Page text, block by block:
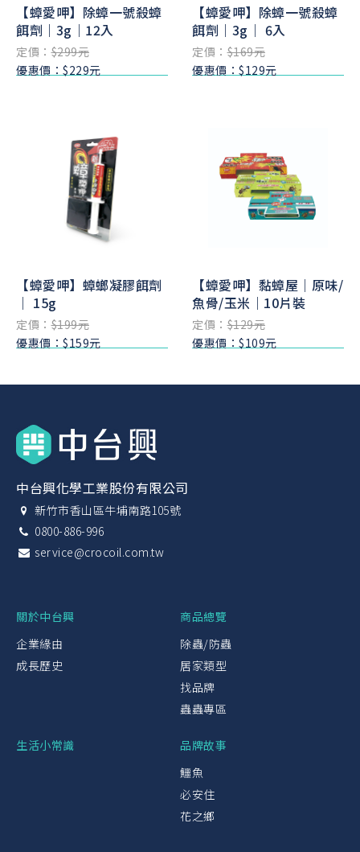
【蟑愛呷】除蟑一號殺蟑
餌劑｜3g｜12入
定價：$299元
優惠價：$229元
【蟑愛呷】除蟑一號殺蟑
餌劑｜3g｜ 6入
定價：$169元
優惠價：$129元
【蟑愛呷】蟑螂凝膠餌劑
｜ 15g
定價：$199元
優惠價：$159元
【蟑愛呷】黏蟑屋｜原味/
魚骨/玉米｜10片裝
定價：$129元
優惠價：$109元
中台興化學工業股份有限公司
新竹市香山區牛埔南路105號
0800-886-996
service@crocoil.com.tw
關於中台興
企業緣由
成長歷史
商品總覽
除蟲/防蟲
居家類型
找品牌
蟲蟲專區
生活小常識
品牌故事
鱷魚
必安住
花之鄉